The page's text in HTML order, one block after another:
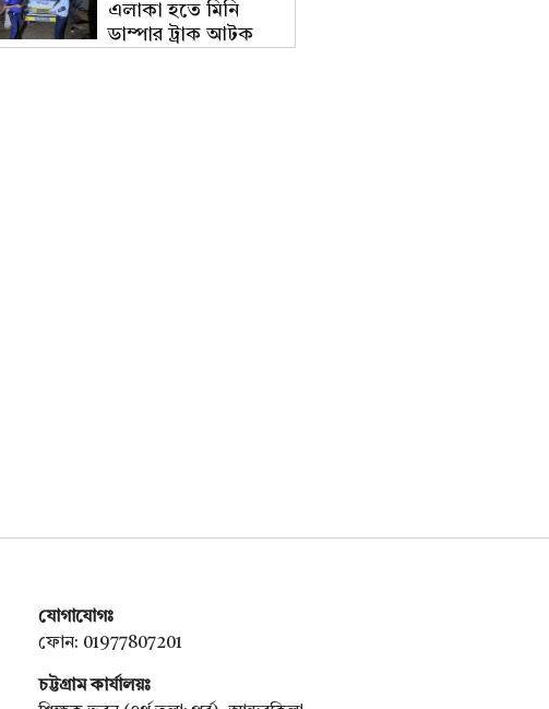
এলাকা হতে মিনি
ডাম্পার ট্রাক আটক
যোগাযোগঃ
ফোন: 01977807201
চট্টগ্রাম কার্যালয়ঃ